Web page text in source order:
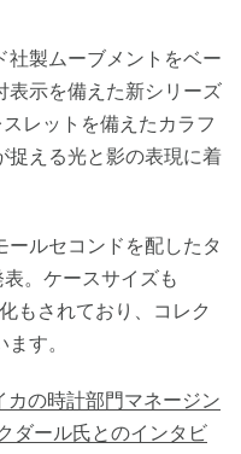
製ムーブメントをベー
表示を備えた新シリーズ
レットを備えたカラフ
捉える光と影の表現に着
ルセコンドを配したタ
表。ケースサイズも
もされており、コレク
す。
カの時計部門マネージン
ダール氏とのインタビ